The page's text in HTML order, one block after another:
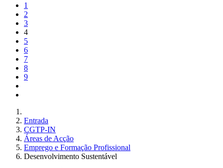
1
2
3
4
5
6
7
8
9
Entrada
CGTP-IN
Áreas de Acção
Emprego e Formação Profissional
Desenvolvimento Sustentável